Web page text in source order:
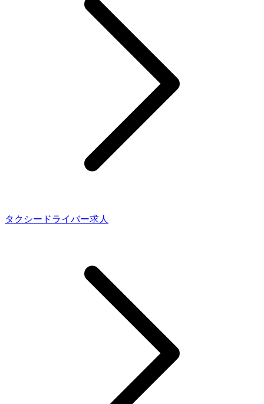
タクシードライバー求人